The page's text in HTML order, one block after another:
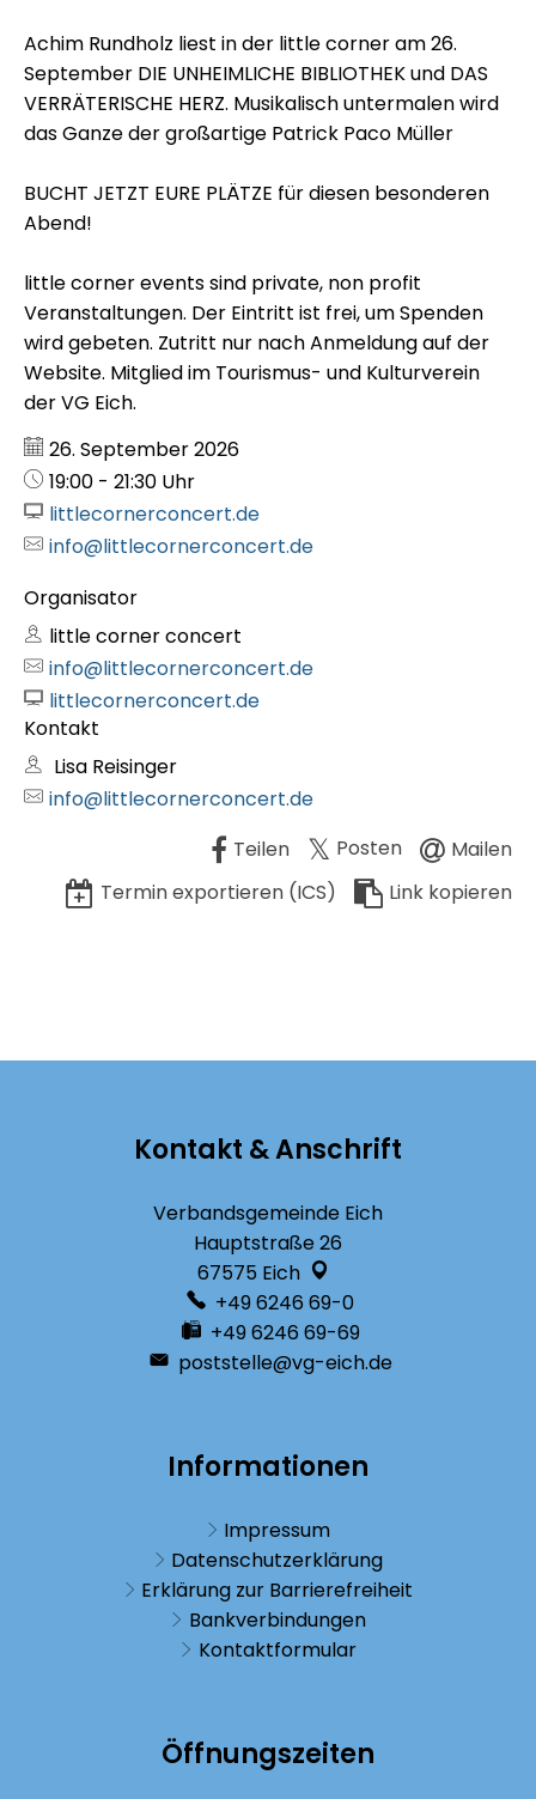
Achim Rundholz liest in der little corner am 26.
September DIE UNHEIMLICHE BIBLIOTHEK und DAS
VERRÄTERISCHE HERZ. Musikalisch untermalen wird
das Ganze der großartige Patrick Paco Müller
BUCHT JETZT EURE PLÄTZE für diesen besonderen
Abend!
little corner events sind private, non profit
Veranstaltungen. Der Eintritt ist frei, um Spenden
wird gebeten. Zutritt nur nach Anmeldung auf der
Website. Mitglied im Tourismus- und Kulturverein
der VG Eich.
Datum:
26. September 2026
Uhrzeit:
19:00 - 21:30 Uhr
littlecornerconcert.de
info@littlecornerconcert.de
Organisator
little corner concert
info@littlecornerconcert.de
littlecornerconcert.de
Kontakt
Lisa Reisinger
info@littlecornerconcert.de
Teilen
Posten
Mailen
Termin exportieren (ICS)
Link kopieren
Kontakt & Anschrift
Verbandsgemeinde Eich
Hauptstraße 26
67575 Eich
+49 6246 69-0
+49 6246 69-69
poststelle@vg-eich.de
Informationen
Impressum
Datenschutzerklärung
Erklärung zur Barrierefreiheit
Bankverbindungen
Kontaktformular
Öffnungszeiten